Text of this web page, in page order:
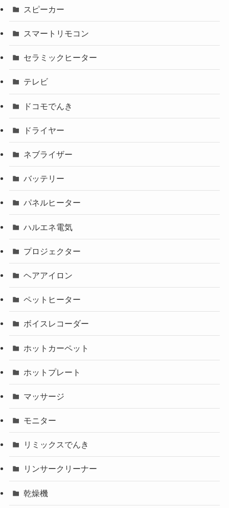
スピーカー
スマートリモコン
セラミックヒーター
テレビ
ドコモでんき
ドライヤー
ネブライザー
バッテリー
パネルヒーター
ハルエネ電気
プロジェクター
ヘアアイロン
ペットヒーター
ボイスレコーダー
ホットカーペット
ホットプレート
マッサージ
モニター
リミックスでんき
リンサークリーナー
乾燥機